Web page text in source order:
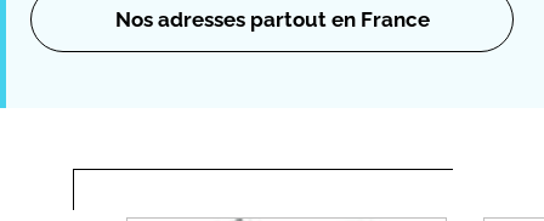
Nos adresses partout en France